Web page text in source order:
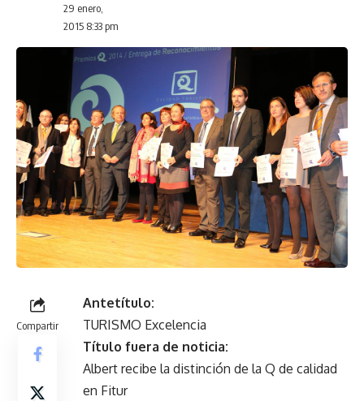
29 enero,
2015 8:33 pm
Compartir
Antetítulo:
TURISMO Excelencia
Título fuera de noticia:
Albert recibe la distinción de la Q de calidad
en Fitur